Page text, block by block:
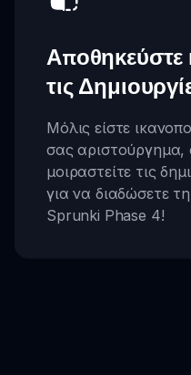
Αποθηκεύστε
τις
Μόλις είστε
σας αριστούργημα,
μοιραστείτε τις
για να διαδώσετε
Sprunki Phase 4!